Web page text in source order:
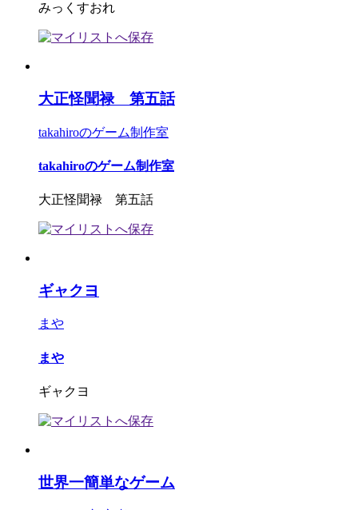
みっくすおれ
大正怪聞禄 第五話
takahiroのゲーム制作室
takahiroのゲーム制作室
大正怪聞禄 第五話
ギャクヨ
まや
まや
ギャクヨ
世界一簡単なゲーム